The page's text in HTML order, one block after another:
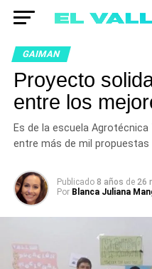
GAIMAN
Proyecto
entre los
Es de la escuela
entre más de mil propuestas
Publicado 8 años de 26
Por Blanca Juliana